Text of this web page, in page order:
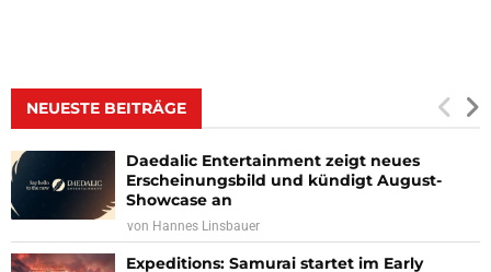
NEUESTE BEITRÄGE
Daedalic Entertainment zeigt neues
Erscheinungsbild und kündigt August-
Showcase an
von Hannes Linsbauer
Expeditions: Samurai startet im Early